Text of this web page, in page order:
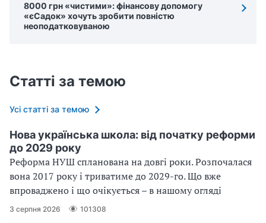
8000 грн «чистими»: фінансову допомогу
«єСадок» хочуть зробити повністю
неоподатковуваною
Статті за темою
Усі статті за темою
Нова українська школа: від початку реформи
до 2029 року
Реформа НУШ спланована на довгі роки. Розпочалася
вона 2017 року і триватиме до 2029-го. Що вже
впроваджено і що очікується – в нашому огляді
3 серпня 2026 101308